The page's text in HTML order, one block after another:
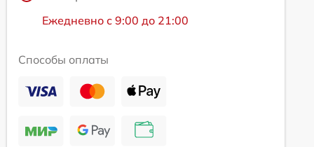
Ежедневно с 9:00 до 21:00
Способы оплаты